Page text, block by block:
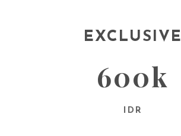
EXCLUSIVE
600k
IDR